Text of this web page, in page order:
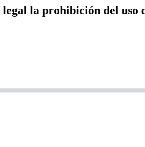
la prohibición del uso